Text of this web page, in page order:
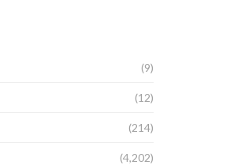
(9)
(12)
(214)
(4,202)